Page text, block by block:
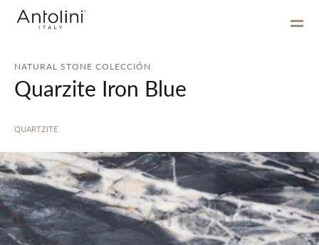
NATURAL STONE COLECCIÓN
Quarzite Iron Blue
QUARTZITE